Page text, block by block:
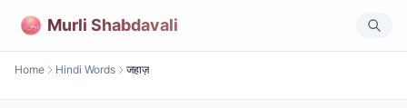
Murli Shabdavali
Home Hindi Words जहाज़